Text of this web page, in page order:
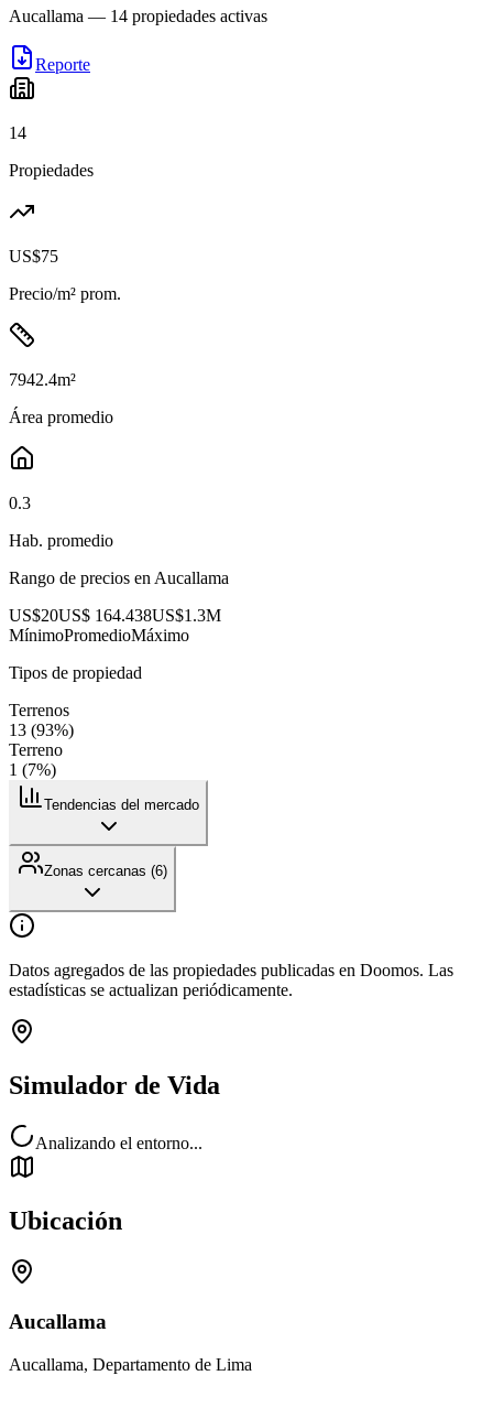
Aucallama — 14 propiedades activas
Reporte
14
Propiedades
US$75
Precio/m² prom.
7942.4m²
Área promedio
0.3
Hab. promedio
Rango de precios enAucallama
US$20US$ 164.438US$1.3M
MínimoPromedioMáximo
Tipos de propiedad
Terrenos
13 (93%)
Terreno
1 (7%)
Tendencias del mercado
Zonas cercanas (6)
Datos agregados de las propiedades publicadas en Doomos. Las
estadísticas se actualizan periódicamente.
Simulador de Vida
Analizando el entorno...
Ubicación
Aucallama
Aucallama, Departamento de Lima